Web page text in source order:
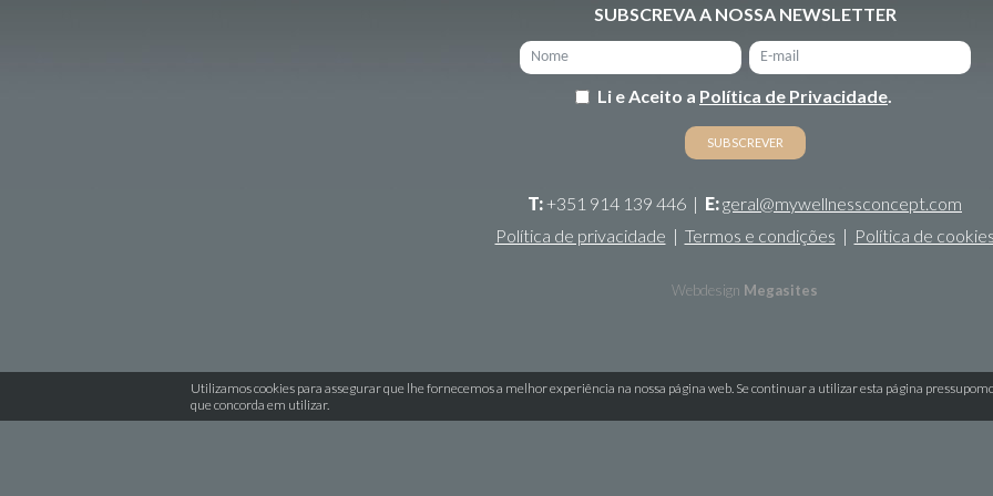
SUBSCREVA A NOSSA NEWSLETTER
Li e Aceito a Política de Privacidade.
T:+351 914 139 446 | E:geral@mywellnessconcept.com
Política de privacidade | Termos e condições | Política de cookies
Webdesign Megasites
Utilizamos cookies para assegurar que lhe fornecemos a melhor experiência na nossa página web. Se continuar a utilizar esta página
que concorda em utilizar.